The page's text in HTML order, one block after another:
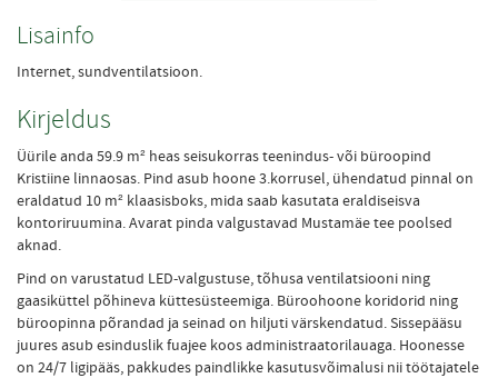
Lisainfo
Internet, sundventilatsioon.
Kirjeldus
Üürile anda 59.9 m² heas seisukorras teenindus- või büroopind
Kristiine linnaosas. Pind asub hoone 3.korrusel, ühendatud pinnal on
eraldatud 10 m² klaasisboks, mida saab kasutata eraldiseisva
kontoriruumina. Avarat pinda valgustavad Mustamäe tee poolsed
aknad.
Pind on varustatud LED-valgustuse, tõhusa ventilatsiooni ning
gaasiküttel põhineva küttesüsteemiga. Büroohoone koridorid ning
büroopinna põrandad ja seinad on hiljuti värskendatud. Sissepääsu
juures asub esinduslik fuajee koos administraatorilauaga. Hoonesse
on 24/7 ligipääs, pakkudes paindlikke kasutusvõimalusi nii töötajatele